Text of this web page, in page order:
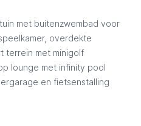
met buitenzwembad voor
overdekte
terrein met minigolf
lounge met infinity pool
en fietsenstalling